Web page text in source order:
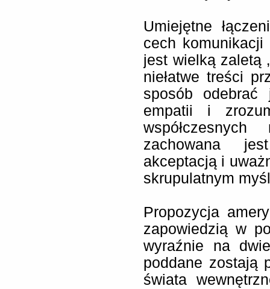
Umiejętne
cech komunikacji
jest wielką zaletą
niełatwe treści
sposób odebrać
empatii i
zachowana
akceptacją i
skrupulatnym
Propozycja
zapowiedzią w
wyraźnie na
poddane zostają
świata